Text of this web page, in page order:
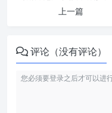
上一篇
评论（没有评论）